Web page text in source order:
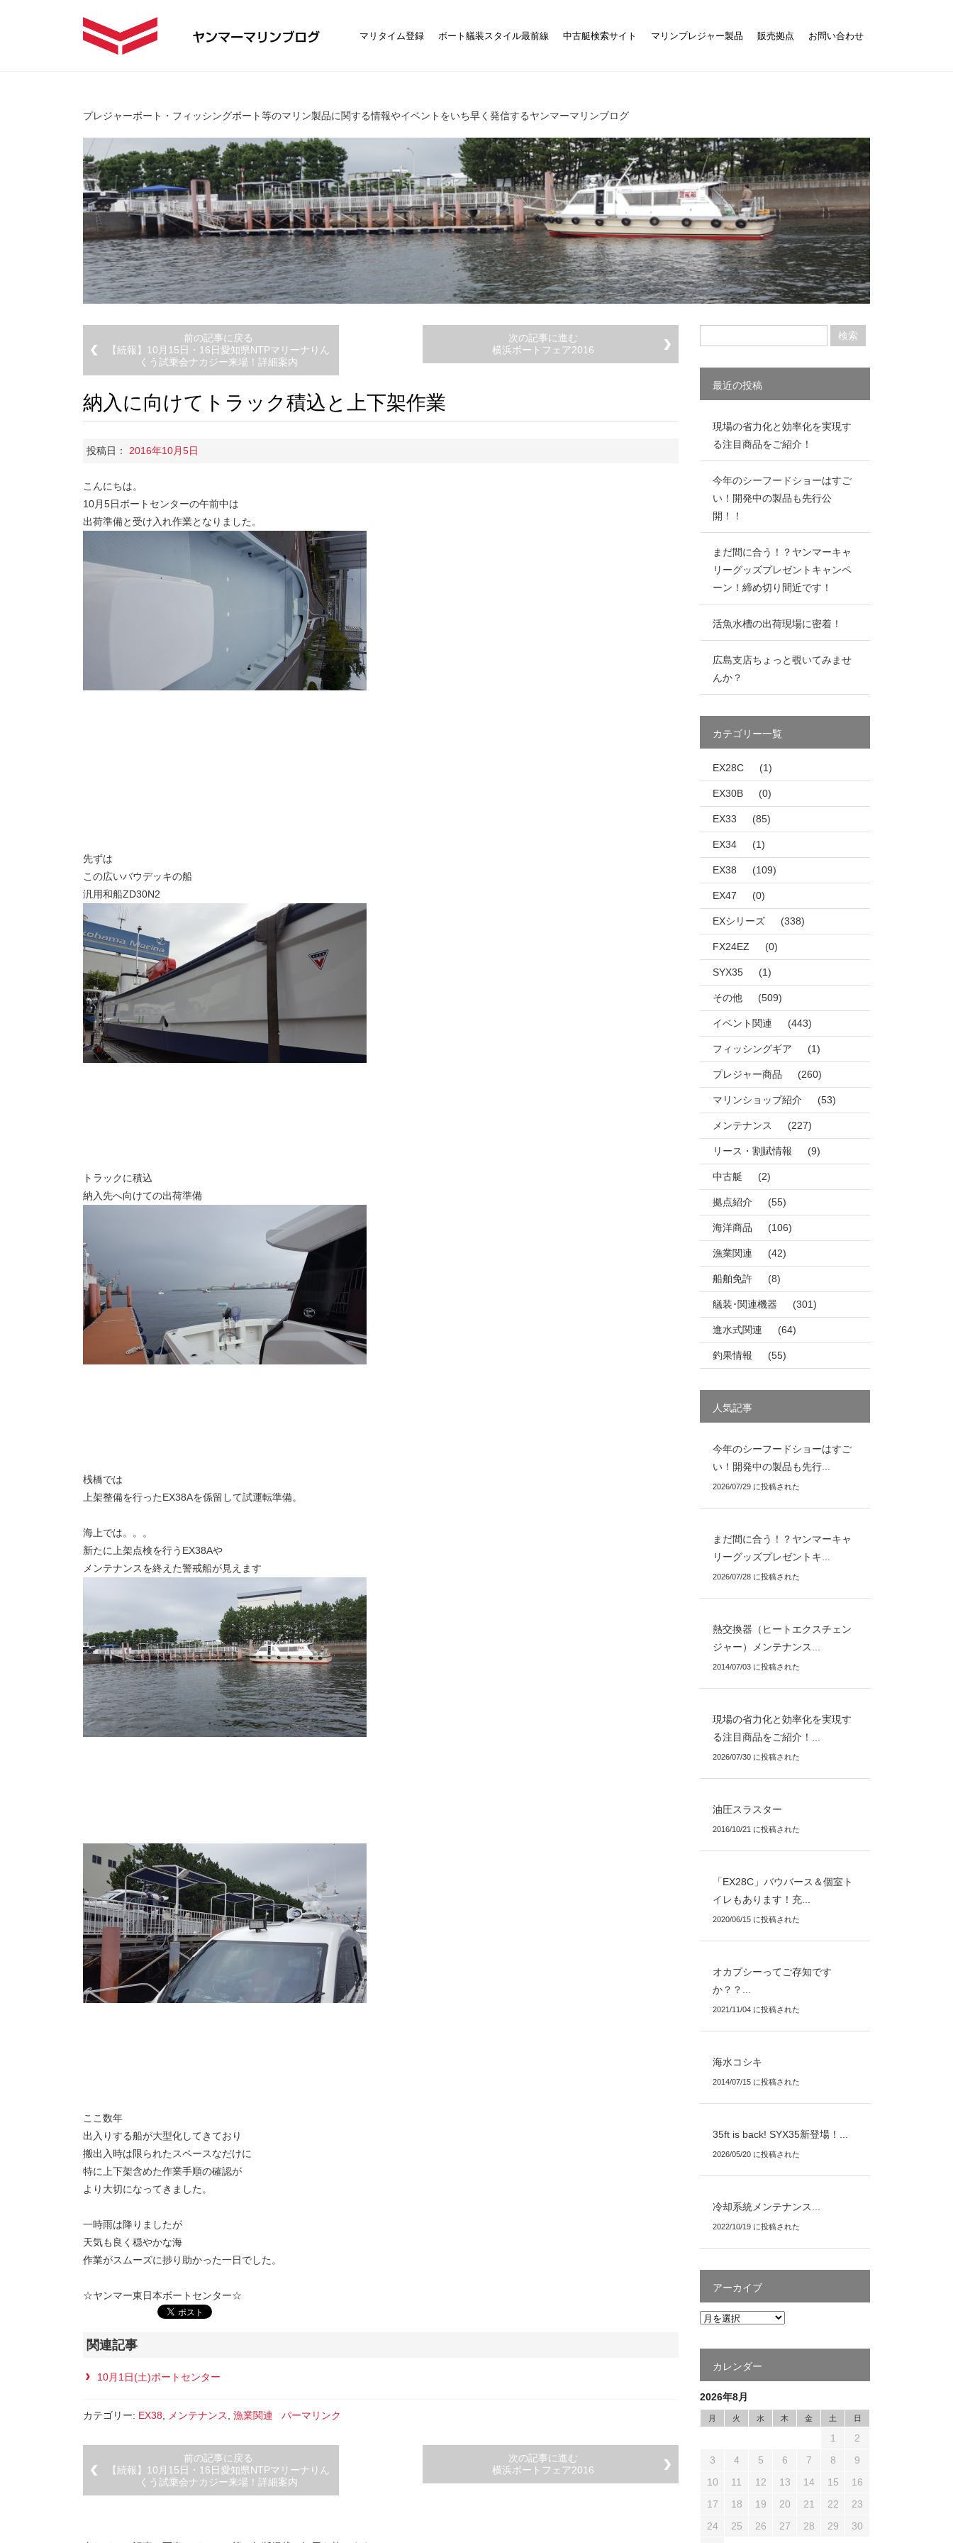
マリタイム登録 ボート艤装スタイル最前線 中古艇検索サイト マリンプレジャー製品 販売拠点 お問い合わせ
プレジャーボート・フィッシングボート等のマリン製品に関する情報やイベントをいち早く発信するヤンマーマリンブログ
前の記事に戻る
【続報】10月15日・16日愛知県NTPマリーナりん
くう試乗会ナカジー来場！詳細案内
次の記事に進む
横浜ボートフェア2016
納入に向けてトラック積込と上下架作業
投稿日： 2016年10月5日
こんにちは。
10月5日ボートセンターの午前中は
出荷準備と受け入れ作業となりました。
先ずは
この広いバウデッキの船
汎用和船ZD30N2
トラックに積込
納入先へ向けての出荷準備
桟橋では
上架整備を行ったEX38Aを係留して試運転準備。
海上では。。。
新たに上架点検を行うEX38Aや
メンテナンスを終えた警戒船が見えます
ここ数年
出入りする船が大型化してきており
搬出入時は限られたスペースなだけに
特に上下架含めた作業手順の確認が
より大切になってきました。
一時雨は降りましたが
天気も良く穏やかな海
作業がスムーズに捗り助かった一日でした。
☆ヤンマー東日本ボートセンター☆
関連記事
10月1日(土)ボートセンター
カテゴリー: EX38 メンテナンス 漁業関連 パーマリンク
前の記事に戻る
【続報】10月15日・16日愛知県NTPマリーナりん
くう試乗会ナカジー来場！詳細案内
次の記事に進む
横浜ボートフェア2016
最近の投稿
現場の省力化と効率化を実現す
る注目商品をご紹介！
今年のシーフードショーはすご
い！開発中の製品も先行公
開！！
まだ間に合う！？ヤンマーキャ
リーグッズプレゼントキャンペ
ーン！締め切り間近です！
活魚水槽の出荷現場に密着！
広島支店ちょっと覗いてみませ
んか？
カテゴリー一覧
EX28C (1)
EX30B (0)
EX33 (85)
EX34 (1)
EX38 (109)
EX47 (0)
EXシリーズ (338)
FX24EZ (0)
SYX35 (1)
その他 (509)
イベント関連 (443)
フィッシングギア (1)
プレジャー商品 (260)
マリンショップ紹介 (53)
メンテナンス (227)
リース・割賦情報 (9)
中古艇 (2)
拠点紹介 (55)
海洋商品 (106)
漁業関連 (42)
船舶免許 (8)
艤装･関連機器 (301)
進水式関連 (64)
釣果情報 (55)
人気記事
今年のシーフードショーはすご
い！開発中の製品も先行...
2026/07/29 に投稿された
まだ間に合う！？ヤンマーキャ
リーグッズプレゼントキ...
2026/07/28 に投稿された
熱交換器（ヒートエクスチェン
ジャー）メンテナンス...
2014/07/03 に投稿された
現場の省力化と効率化を実現す
る注目商品をご紹介！...
2026/07/30 に投稿された
油圧スラスター
2016/10/21 に投稿された
「EX28C」バウバース＆個室ト
イレもあります！充...
2020/06/15 に投稿された
オカプシーってご存知です
か？？...
2021/11/04 に投稿された
海水コシキ
2014/07/15 に投稿された
35ft is back! SYX35新登場！...
2026/05/20 に投稿された
冷却系統メンテナンス...
2022/10/19 に投稿された
アーカイブ
カレンダー
2026年8月
月 火 水 木 金 土 日
1
2
3
4 5 6 7 8
9
10
11 12 13 14 15
16
17
18 19 20 21 22
23
24
25 26 27 28 29
30